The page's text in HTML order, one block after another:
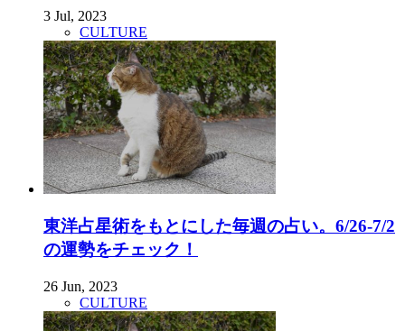
3 Jul, 2023
CULTURE
東洋占星術をもとにした毎週の占い。6/26-7/2
の運勢をチェック！
26 Jun, 2023
CULTURE